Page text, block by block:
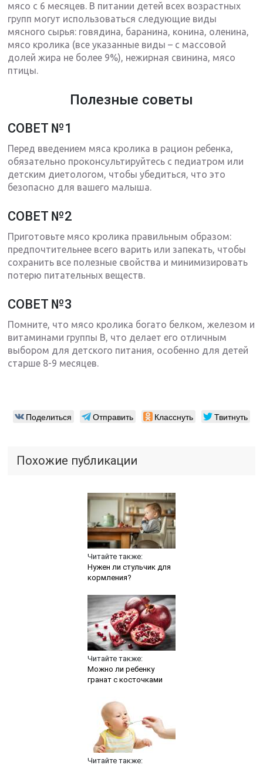
мясо с 6 месяцев. В питании детей всех возрастных
групп могут использоваться следующие виды
мясного сырья: говядина, баранина, конина, оленина,
мясо кролика (все указанные виды – с массовой
долей жира не более 9%), нежирная свинина, мясо
птицы.
Полезные советы
СОВЕТ №1
Перед введением мяса кролика в рацион ребенка,
обязательно проконсультируйтесь с педиатром или
детским диетологом, чтобы убедиться, что это
безопасно для вашего малыша.
СОВЕТ №2
Приготовьте мясо кролика правильным образом:
предпочтительнее всего варить или запекать, чтобы
сохранить все полезные свойства и минимизировать
потерю питательных веществ.
СОВЕТ №3
Помните, что мясо кролика богато белком, железом и
витаминами группы В, что делает его отличным
выбором для детского питания, особенно для детей
старше 8-9 месяцев.
Поделиться Отправить Класснуть Твитнуть
Похожие публикации
Читайте также:
Нужен ли стульчик для
кормления?
Читайте также:
Можно ли ребенку
гранат с косточками
Читайте также: